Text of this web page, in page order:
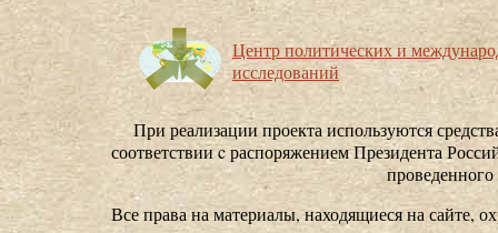
Центр политических и
исследований
При реализации проекта используются
соответствии c распоряжением Президента
Все права на материалы, находящиеся на сайте,